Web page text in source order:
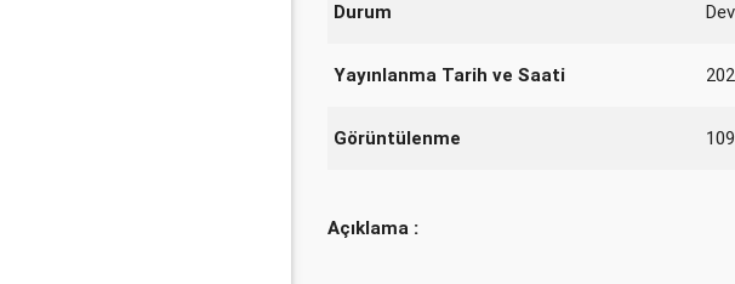
Durum
Yayınlanma Tarih ve Saati
Görüntülenme 109
Açıklama :